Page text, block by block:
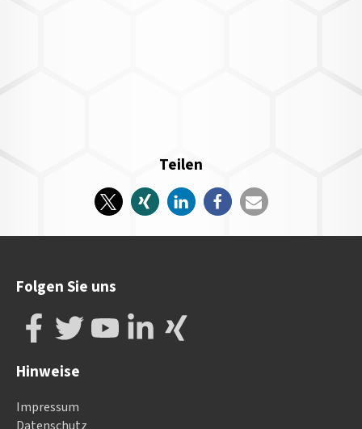
Teilen
Folgen Sie uns
Hinweise
Impressum